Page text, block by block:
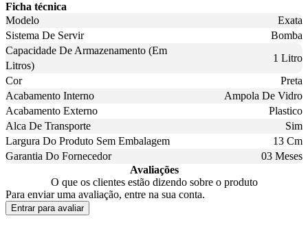
Ficha técnica
Modelo
Exata
Sistema De Servir
Bomba
Capacidade De Armazenamento (Em
Litros)
1 Litro
Cor
Preta
Acabamento Interno
Ampola De Vidro
Acabamento Externo
Plastico
Alca De Transporte
Sim
Largura Do Produto Sem Embalagem
13 Cm
Garantia Do Fornecedor
03 Meses
Avaliações
O que os clientes estão dizendo sobre o produto
Para enviar uma avaliação, entre na sua conta.
Entrar para avaliar